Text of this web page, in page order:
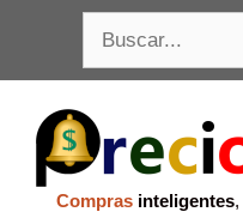
contenido
Compras inteligentes,